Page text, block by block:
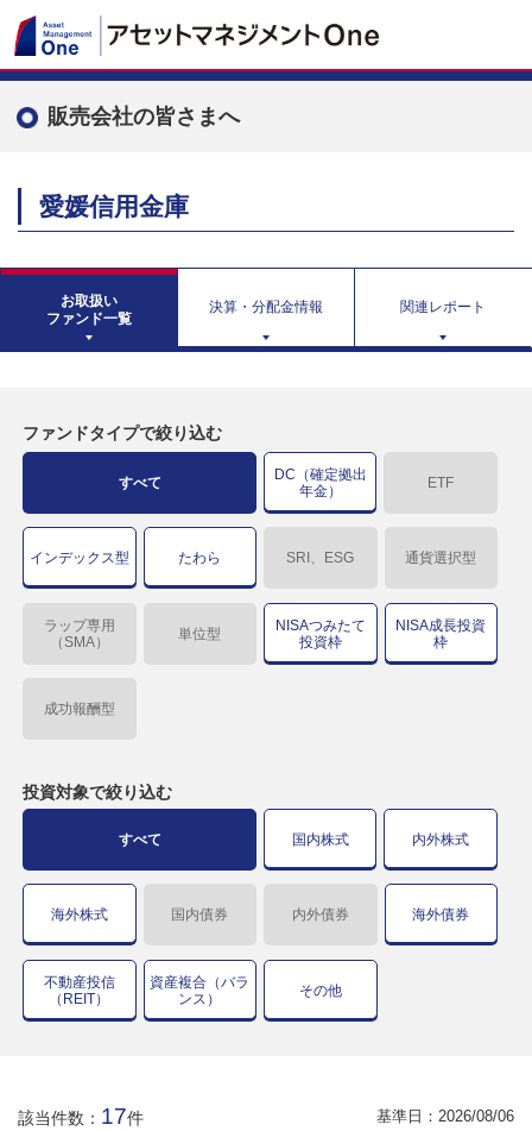
販売会社の皆さまへ
愛媛信用金庫
お取扱い
ファンド一覧
決算・分配金情報 関連レポート
ファンドタイプで絞り込む
すべて
DC（確定拠出
年金）
ETF
インデックス型 たわら SRI、ESG 通貨選択型
ラップ専用
（SMA）
単位型
NISAつみたて
投資枠
NISA成長投資
枠
成功報酬型
投資対象で絞り込む
すべて 国内株式 内外株式
海外株式 国内債券 内外債券 海外債券
不動産投信
（REIT）
資産複合（バラ
ンス）
その他
該当件数： 17件 基準日： 2026/08/06